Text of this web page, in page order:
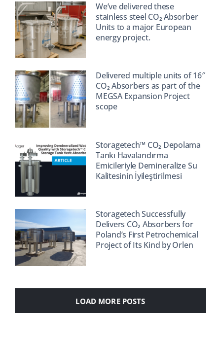
We’ve delivered these
stainless steel CO₂ Absorber
Units to a major European
energy project.
Delivered multiple units of 16″
CO₂ Absorbers as part of the
MEGSA Expansion Project
scope
Storagetech™ CO₂ Depolama
Tankı Havalandırma
Emicileriyle Demineralize Su
Kalitesinin İyileştirilmesi
Storagetech Successfully
Delivers CO₂ Absorbers for
Poland’s First Petrochemical
Project of Its Kind by Orlen
LOAD MORE POSTS